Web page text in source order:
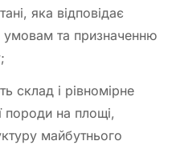
яка відповідає
умовам та призначенню
склад і рівномірне
породи на площі,
майбутнього